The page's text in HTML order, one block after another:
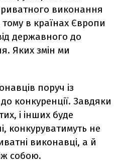
виконання
в країнах Європи
державного до
Яких змін ми
поруч із
конкуренції. Завдяки
і інших буде
конкуруватимуть не
виконавці, а й
собою.